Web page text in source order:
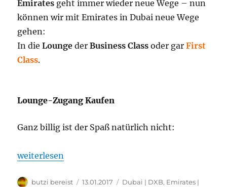
Emirates geht immer wieder neue Wege – nun
können wir mit Emirates in Dubai neue Wege
gehen:
In dieLounge derBusiness Class oder garFirst
Class.
Lounge-Zugang Kaufen
Ganz billig ist der Spaß natürlich nicht:
„Emirates verkauft Zutritt zur First-Class-Lounge
weiterlesen
Autor
butzi bereist
Veröffentlicht
13.01.2017 Kategorien
Dubai | DXB, Emirates |